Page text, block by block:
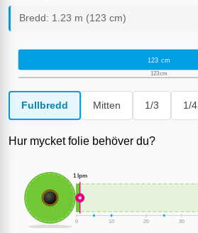
Bredd: 1.23 m (123 cm)
123 cm
123cm
Fullbredd Mitten 1/3 1/4
Hur mycket folie behöver du?
1lpm
0 10 20 30